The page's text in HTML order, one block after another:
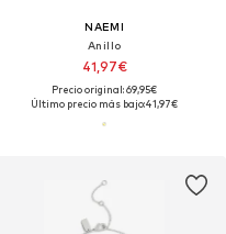
NAEMI
Anillo
41,97€
Precio original: 69,95€
Último precio más bajo:41,97€